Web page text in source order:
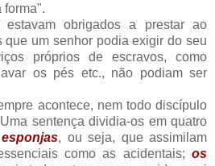
forma".
estavam obrigados a prestar ao
que um senhor podia exigir do seu
próprios de escravos, como
os pés etc., não podiam ser
acontece, nem todo discípulo
sentença dividia-os em quatro
, ou seja, que assimilam
como as acidentais; os